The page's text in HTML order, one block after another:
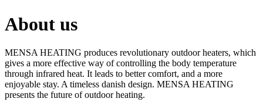
About us
MENSA HEATING produces revolutionary outdoor heaters, which
gives a more effective way of controlling the body temperature
through infrared heat. It leads to better comfort, and a more
enjoyable stay. A timeless danish design. MENSA HEATING
presents the future of outdoor heating.